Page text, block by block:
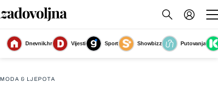
Dnevnik.hr Vijesti Sport Showbizz
Putovanja
(Foto: John Pavlish)
MODA & LJEPOTA